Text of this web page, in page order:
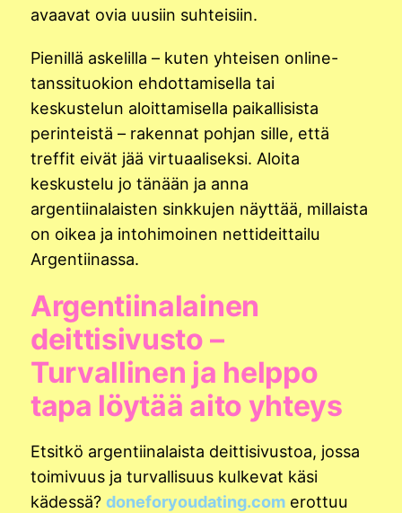
avaavat ovia uusiin suhteisiin.
Pienillä askelilla – kuten yhteisen online-
tanssituokion ehdottamisella tai
keskustelun aloittamisella paikallisista
perinteistä – rakennat pohjan sille, että
treffit eivät jää virtuaaliseksi. Aloita
keskustelu jo tänään ja anna
argentiinalaisten sinkkujen näyttää, millaista
on oikea ja intohimoinen nettideittailu
Argentiinassa.
Argentiinalainen
deittisivusto –
Turvallinen ja helppo
tapa löytää aito yhteys
Etsitkö argentiinalaista deittisivustoa, jossa
toimivuus ja turvallisuus kulkevat käsi
kädessä? doneforyoudating.com erottuu